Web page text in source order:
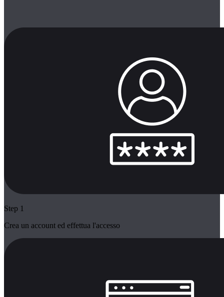
Step 1
Crea un account ed effettua l'accesso